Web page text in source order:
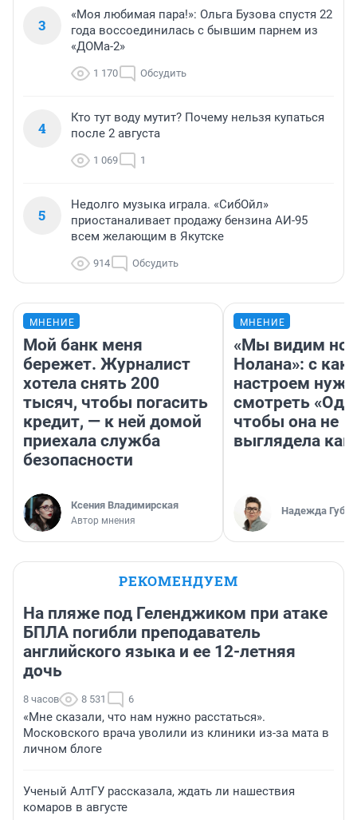
3
«Моя любимая пара!»: Ольга Бузова спустя 22
года воссоединилась с бывшим парнем из
«ДОМа-2»
1 170 Обсудить
4
Кто тут воду мутит? Почему нельзя купаться
после 2 августа
1 069 1
5
Недолго музыка играла. «СибОйл»
приостаналивает продажу бензина АИ-95
всем желающим в Якутске
914 Обсудить
МНЕНИЕ
Мой банк меня
бережет. Журналист
хотела снять 200
тысяч, чтобы погасить
кредит, — к ней домой
приехала служба
безопасности
Ксения Владимирская
Автор мнения
МНЕНИЕ
«Мы видим
Нолана»: с
настроем
смотреть
чтобы она не
выглядела как
Надежда
РЕКОМЕНДУЕМ
На пляже под Геленджиком при атаке
БПЛА погибли преподаватель
английского языка и ее 12-летняя
дочь
8 часов 8 531 6
«Мне сказали, что нам нужно расстаться».
Московского врача уволили из клиники из-за мата в
личном блоге
Ученый АлтГУ рассказала, ждать ли нашествия
комаров в августе